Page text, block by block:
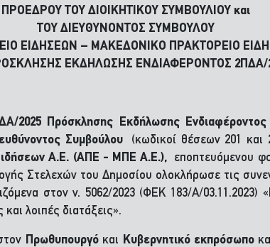
ΠΡΟΕΔΡΟΥ ΤΟΥ ΔΙΟΙΚΗΤΙΚΟΥ ΣΥΜΒΟΥΛΙΟΥ και
ΤΟΥ ΔΙΕΥΘΥΝΟΝΤΟΣ ΣΥΜΒΟΥΛΟΥ
ΕΙΔΗΣΕΩΝ – ΜΑΚΕΔΟΝΙΚΟ ΠΡΑΚΤΟΡΕΙΟ
ΕΚΔΗΛΩΣΗΣ ΕΝΔΙΑΦΕΡΟΝΤΟΣ 2ΠΔΑ/
2025 Πρόσκλησης Εκδήλωσης Ενδιαφέροντος
Συμβούλου (κωδικοί θέσεων 201 και
Α.Ε. (ΑΠΕ - ΜΠΕ Α.Ε.), εποπτευόμενου
Στελεχών του Δημοσίου ολοκλήρωσε τις
στον ν. 5062/2023 (ΦΕΚ 183/Α/03.11.2023)
λοιπές διατάξεις».
Πρωθυπουργόκαι Κυβερνητικό εκπρόσωπο